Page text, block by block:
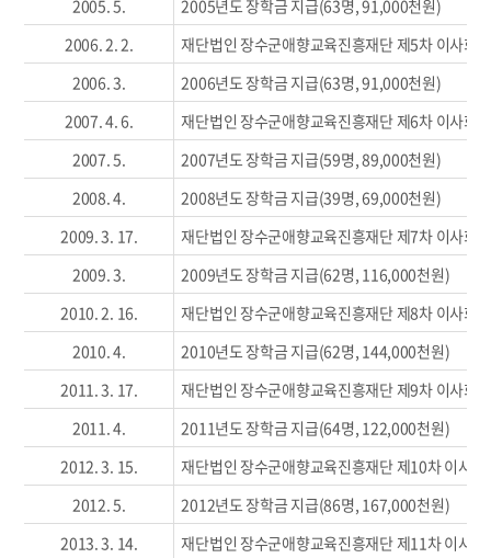
2005. 5.
2005년도 장학금 지급(63명, 91,000천원)
2006. 2. 2.
재단법인 장수군애향교육진흥재단 제5차 이사회
2006. 3.
2006년도 장학금 지급(63명, 91,000천원)
2007. 4. 6.
재단법인 장수군애향교육진흥재단 제6차 이사회
2007. 5.
2007년도 장학금 지급(59명, 89,000천원)
2008. 4.
2008년도 장학금 지급(39명, 69,000천원)
2009. 3. 17.
재단법인 장수군애향교육진흥재단 제7차 이사회
2009. 3.
2009년도 장학금 지급(62명, 116,000천원)
2010. 2. 16.
재단법인 장수군애향교육진흥재단 제8차 이사회
2010. 4.
2010년도 장학금 지급(62명, 144,000천원)
2011. 3. 17.
재단법인 장수군애향교육진흥재단 제9차 이사회
2011. 4.
2011년도 장학금 지급(64명, 122,000천원)
2012. 3. 15.
재단법인 장수군애향교육진흥재단 제10차 이사회
2012. 5.
2012년도 장학금 지급(86명, 167,000천원)
2013. 3. 14.
재단법인 장수군애향교육진흥재단 제11차 이사회